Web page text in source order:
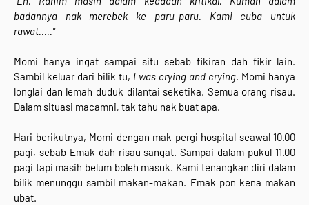
badannya nak merebek ke paru-paru. Kami cuba untuk
rawat....."
Momi hanya ingat sampai situ sebab fikiran dah fikir lain.
Sambil keluar dari bilik tu, I was crying and crying. Momi hanya
longlai dan lemah duduk dilantai seketika. Semua orang risau.
Dalam situasi macamni, tak tahu nak buat apa.
Hari berikutnya, Momi dengan mak pergi hospital seawal 10.00
pagi, sebab Emak dah risau sangat. Sampai dalam pukul 11.00
pagi tapi masih belum boleh masuk. Kami tenangkan diri dalam
bilik menunggu sambil makan-makan. Emak pon kena makan
ubat.